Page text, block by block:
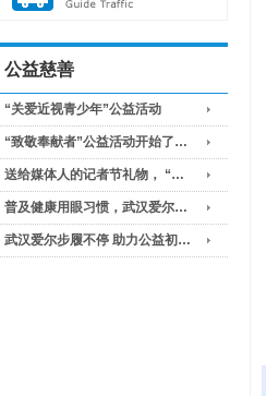
公益慈善
“关爱近视青少年”公益活动
“致敬奉献者”公益活动开始了…
送给媒体人的记者节礼物， “…
普及健康用眼习惯，武汉爱尔…
武汉爱尔步履不停 助力公益初…